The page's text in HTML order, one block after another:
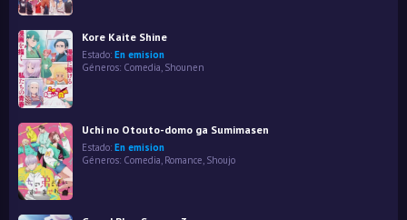
Kore Kaite Shine
Estado: En emision
Géneros: Comedia, Shounen
Uchi no Otouto-domo ga Sumimasen
Estado: En emision
Géneros: Comedia Romance Shoujo